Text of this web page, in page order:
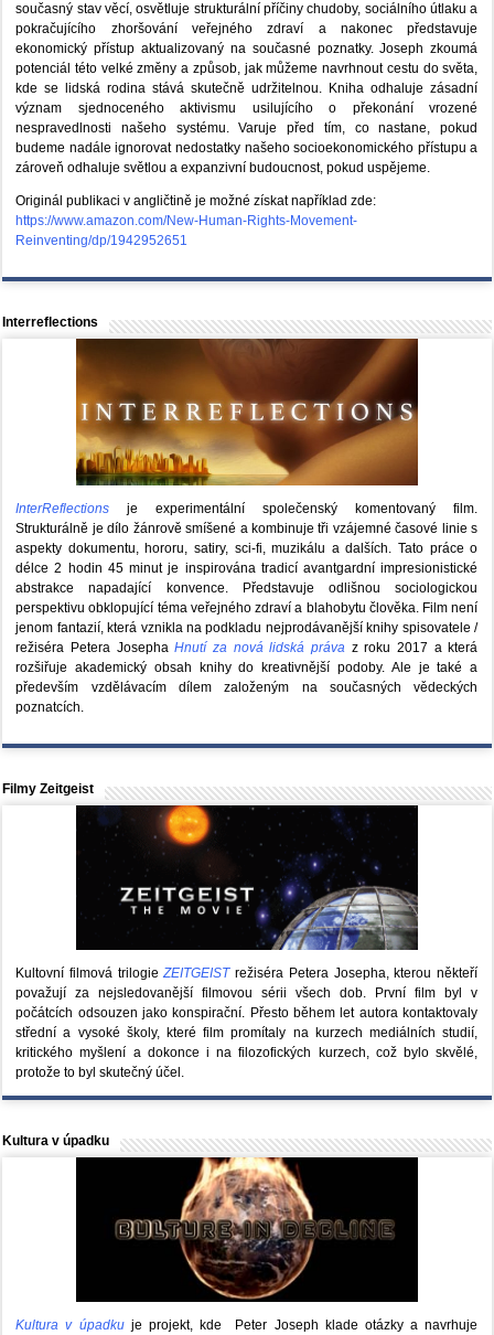
současný stav věcí, osvětluje strukturální příčiny chudoby, sociálního útlaku a
pokračujícího zhoršování veřejného zdraví a nakonec představuje
ekonomický přístup aktualizovaný na současné poznatky. Joseph zkoumá
potenciál této velké změny a způsob, jak můžeme navrhnout cestu do světa,
kde se lidská rodina stává skutečně udržitelnou. Kniha odhaluje zásadní
význam sjednoceného aktivismu usilujícího o překonání vrozené
nespravedlnosti našeho systému. Varuje před tím, co nastane, pokud
budeme nadále ignorovat nedostatky našeho socioekonomického přístupu a
zároveň odhaluje světlou a expanzivní budoucnost, pokud uspějeme.
Originál publikaci v angličtině je možné získat například zde:
https://www.amazon.com/New-Human-Rights-Movement-
Reinventing/dp/1942952651
Interreflections
InterReflections je experimentální společenský komentovaný film.
Strukturálně je dílo žánrově smíšené a kombinuje tři vzájemné časové linie s
aspekty dokumentu, hororu, satiry, sci-fi, muzikálu a dalších. Tato práce o
délce 2 hodin 45 minut je inspirována tradicí avantgardní impresionistické
abstrakce napadající konvence. Představuje odlišnou sociologickou
perspektivu obklopující téma veřejného zdraví a blahobytu člověka. Film není
jenom fantazií, která vznikla na podkladu nejprodávanější knihy spisovatele /
režiséra Petera JosephaHnutí za nová lidská právaz roku 2017 a která
rozšiřuje akademický obsah knihy do kreativnější podoby. Ale je také a
především vzdělávacím dílem založeným na současných vědeckých
poznatcích.
Filmy Zeitgeist
Kultovní filmová trilogieZEITGEISTrežiséra Petera Josepha, kterou někteří
považují za nejsledovanější filmovou sérii všech dob. První film byl v
počátcích odsouzen jako konspirační. Přesto během let autora kontaktovaly
střední a vysoké školy, které film promítaly na kurzech mediálních studií,
kritického myšlení a dokonce i na filozofických kurzech, což bylo skvělé,
protože to byl skutečný účel.
Kultura v úpadku
Kultura v úpadkuje projekt, kde Peter Joseph klade otázky a navrhuje